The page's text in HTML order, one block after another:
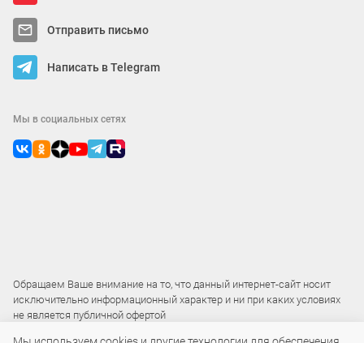
Отправить письмо
Написать в Telegram
Мы в социальных сетях
Обращаем Ваше внимание на то, что данный интернет-сайт носит
исключительно информационный характер и ни при каких условиях
не является публичной офертой